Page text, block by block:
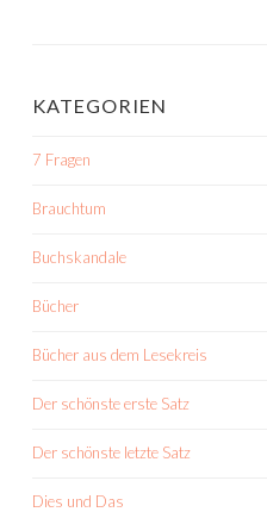
KATEGORIEN
7 Fragen
Brauchtum
Buchskandale
Bücher
Bücher aus dem Lesekreis
Der schönste erste Satz
Der schönste letzte Satz
Dies und Das